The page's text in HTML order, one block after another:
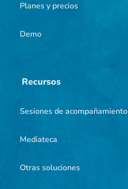
Planes y precios
Demo
Recursos
Sesiones de acompañamiento
Mediateca
Otras soluciones